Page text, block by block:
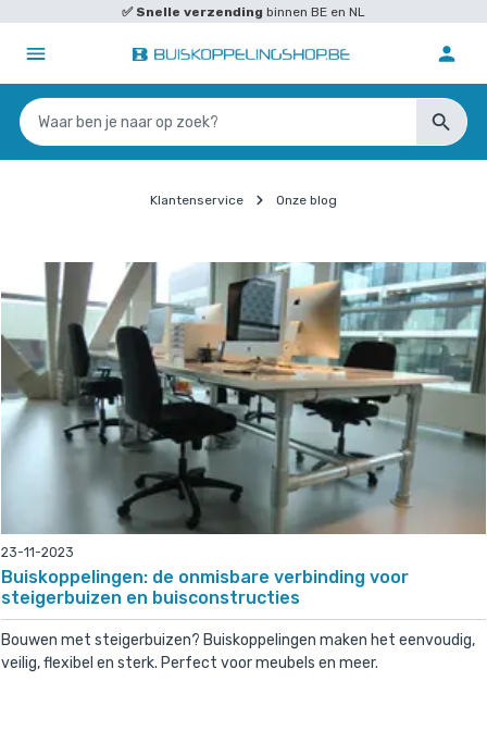
✅ Snelle verzending binnen BE en NL
Klantenservice Onze blog
23-11-2023
Buiskoppelingen: de onmisbare verbinding voor
steigerbuizen en buisconstructies
Bouwen met steigerbuizen? Buiskoppelingen maken het eenvoudig,
veilig, flexibel en sterk. Perfect voor meubels en meer.